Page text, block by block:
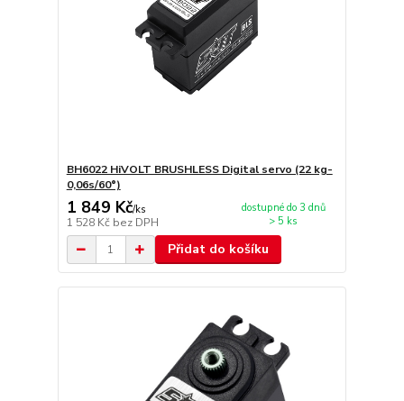
BH6022 HiVOLT BRUSHLESS Digital servo (22 kg-
0,06s/60°)
1 849 Kč/ks
1 528 Kč bez DPH
dostupné do 3 dnů
> 5 ks
Přidat do košíku